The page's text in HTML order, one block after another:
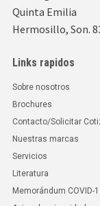
Quinta Emilia
Hermosillo, Son.
Links rapidos
Sobre nosotros
Brochures
Contacto/Solicitar
Nuestras marcas
Servicios
Literatura
Memorándum COVID-